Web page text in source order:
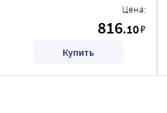
Цена:
816.10₽
Купить